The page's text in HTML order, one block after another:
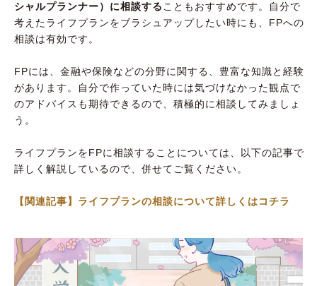
シャルプランナー）に相談することもおすすめです。自分で
考えたライフプランをブラシュアップしたい時にも、FPへの
相談は有効です。
FPには、金融や保険などの分野に関する、豊富な知識と経験
があります。自分で作っていた時には気づけなかった観点で
のアドバイスも期待できるので、積極的に相談してみましょ
う。
ライフプランをFPに相談することについては、以下の記事で
詳しく解説しているので、併せてご覧ください。
【関連記事】ライフプランの相談について詳しくはコチラ